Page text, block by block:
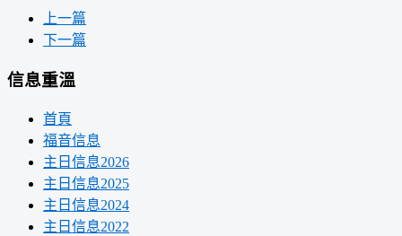
上一篇
下一篇
信息重溫
首頁
福音信息
主日信息2026
主日信息2025
主日信息2024
主日信息2022